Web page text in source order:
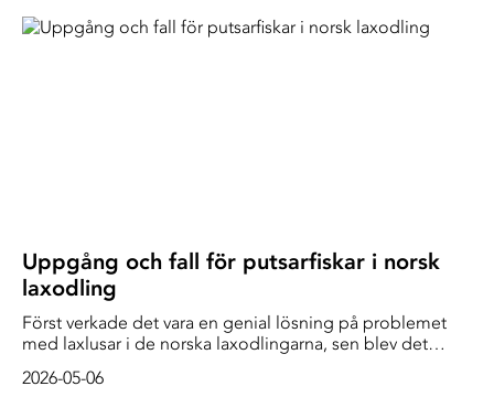
Uppgång och fall för putsarfiskar i norsk
laxodling
Först verkade det vara en genial lösning på problemet
med laxlusar i de norska laxodlingarna, sen blev det
2026-05-06